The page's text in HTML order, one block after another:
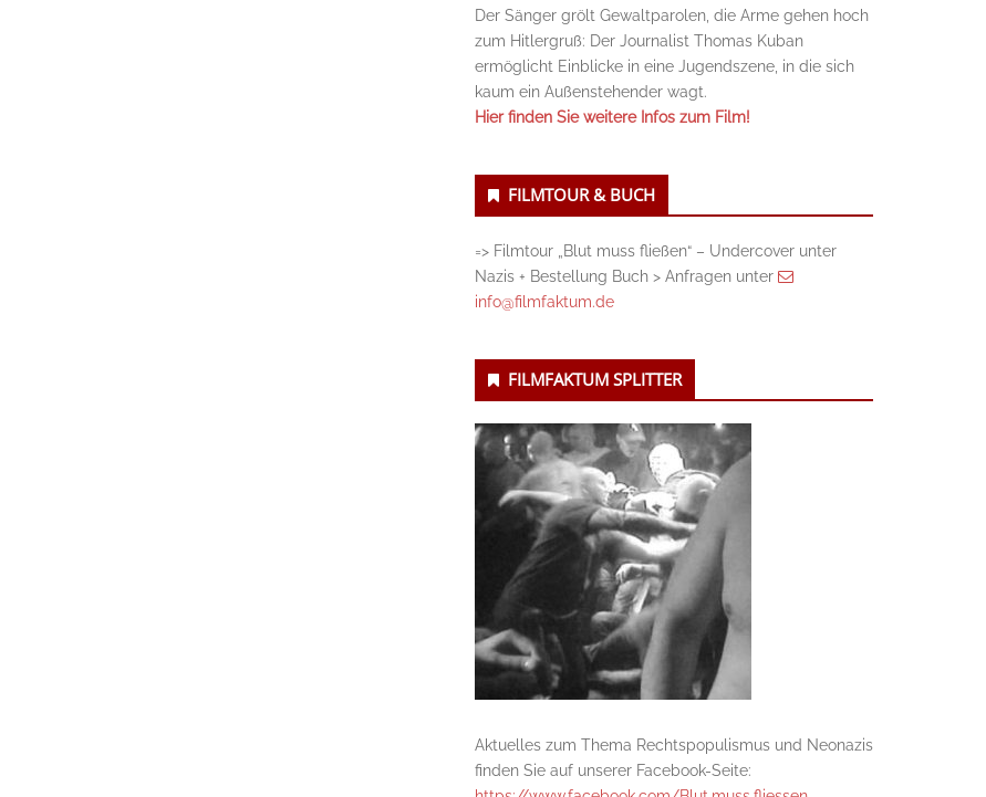
Der Sänger grölt Gewaltparolen, die Arme gehen hoch
zum Hitlergruß: Der Journalist Thomas Kuban
ermöglicht Einblicke in eine Jugendszene, in die sich
kaum ein Außenstehender wagt.
Hier finden Sie weitere Infos zum Film!
FILMTOUR & BUCH
=> Filmtour „Blut muss fließen“ – Undercover unter
Nazis + Bestellung Buch > Anfragen unter
info@filmfaktum.de
FILMFAKTUM SPLITTER
Aktuelles zum Thema Rechtspopulismus und Neonazis
finden Sie auf unserer Facebook-Seite: